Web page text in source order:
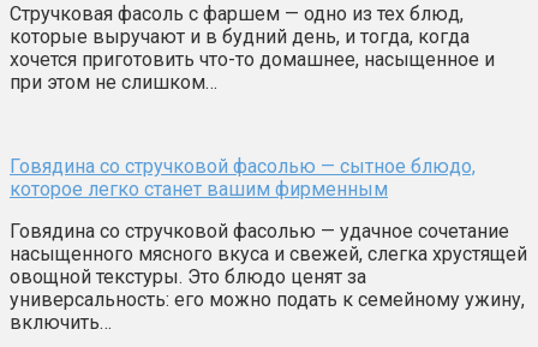
Стручковая фасоль с фаршем — одно из тех блюд,
которые выручают и в будний день, и тогда, когда
хочется приготовить что-то домашнее, насыщенное и
при этом не слишком…
Говядина со стручковой фасолью — сытное блюдо,
которое легко станет вашим фирменным
Говядина со стручковой фасолью — удачное сочетание
насыщенного мясного вкуса и свежей, слегка хрустящей
овощной текстуры. Это блюдо ценят за
универсальность: его можно подать к семейному ужину,
включить…